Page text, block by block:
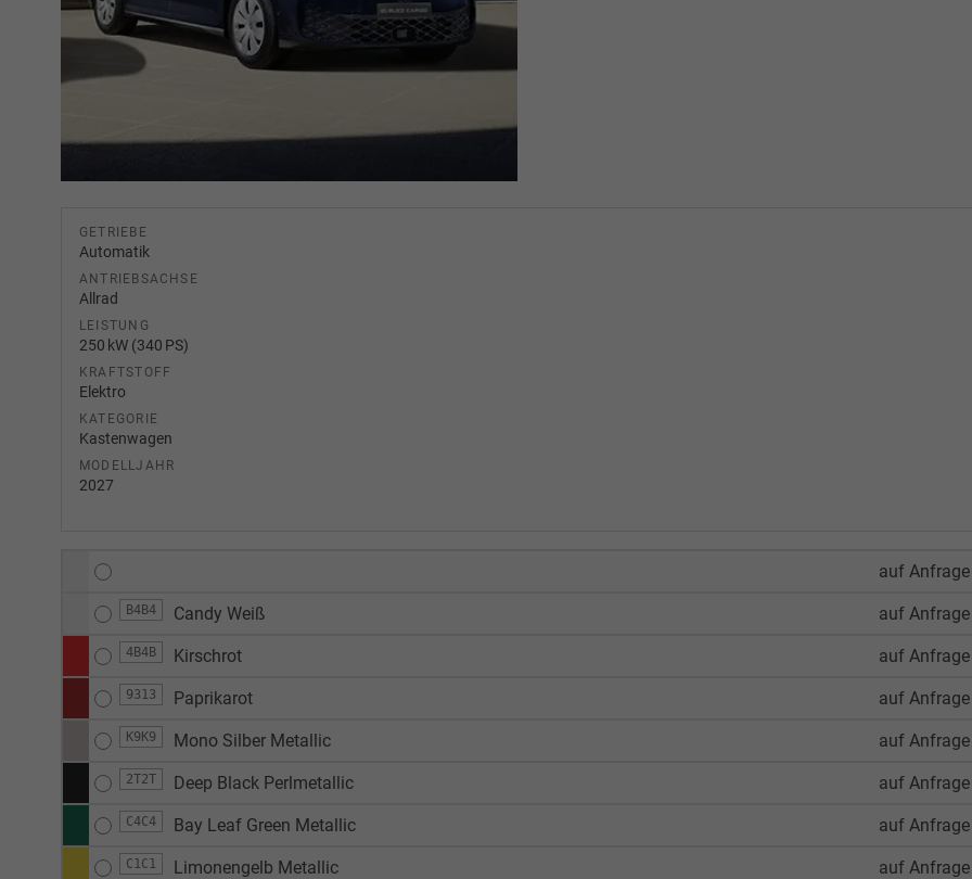
GETRIEBE
Automatik
ANTRIEBSACHSE
Allrad
LEISTUNG
250 kW (340 PS)
KRAFTSTOFF
Elektro
KATEGORIE
Kastenwagen
MODELLJAHR
2027
auf Anfrage
B4B4 Candy Weiß auf Anfrage
4B4B Kirschrot auf Anfrage
9313 Paprikarot auf Anfrage
K9K9 Mono Silber Metallic auf Anfrage
2T2T Deep Black Perlmetallic auf Anfrage
C4C4 Bay Leaf Green Metallic auf Anfrage
C1C1 Limonengelb Metallic auf Anfrage